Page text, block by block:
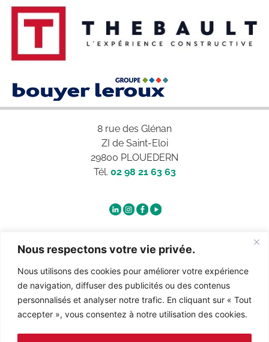
Nous respectons votre vie privée.
Nous utilisons des cookies pour améliorer votre expérience
de navigation, diffuser des publicités ou des contenus
personnalisés et analyser notre trafic. En cliquant sur « Tout
accepter », vous consentez à notre utilisation des cookies.
8 rue des Glénan
ZI de Saint-Eloi
29800 PLOUEDERN
Tél. 02 98 21 63 63
Qui sommes-nous ?
Contact
Recrutement